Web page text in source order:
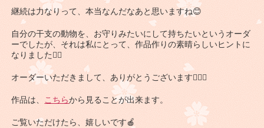
継続は力なりって、本当なんだなあと思いますね😊
自分の干支の動物を、お守りみたいにして持ちたいというオーダ
ーでしたが、それは私にとって、作品作りの素晴らしいヒントに
なりました👍🏽
オーダーいただきまして、ありがとうございます🙇🏽‍♀️
作品は、 こちらから見ることが出来ます。
ご覧いただけたら、嬉しいです🍎